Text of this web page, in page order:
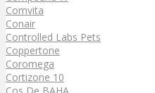
Comvita
Conair
Controlled Labs Pets
Coppertone
Coromega
Cortizone 10